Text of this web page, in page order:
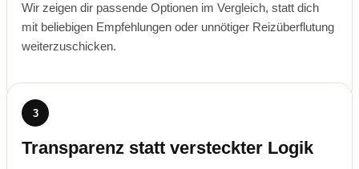
Wir zeigen dir passende Optionen im Vergleich, statt dich
mit beliebigen Empfehlungen oder unnötiger Reizüberflutung
weiterzuschicken.
3
Transparenz statt versteckter Logik